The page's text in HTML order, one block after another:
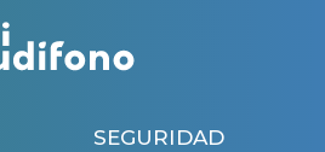
SEGURIDAD